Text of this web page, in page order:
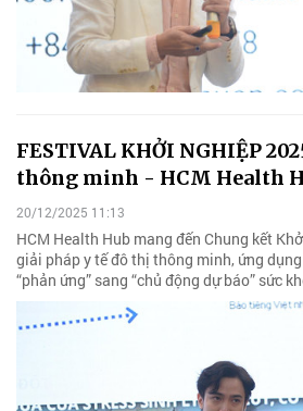
FESTIVAL KHỞI NGHIỆP
thông minh - HCM Health
20/12/2025 11:13
HCM Health Hub mang đến Chung kết
giải pháp y tế đô thị thông minh, ứng
“phản ứng” sang “chủ động dự báo” sức